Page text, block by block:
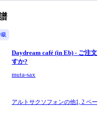
Daydream café (in Eb) - ご注文
すか?
muta-sax
アルトサクソフォンの他1,2 ペー